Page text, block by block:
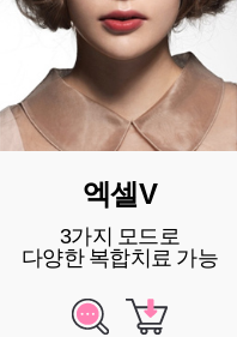
엑셀V
3가지 모드로
다양한 복합치료 가능